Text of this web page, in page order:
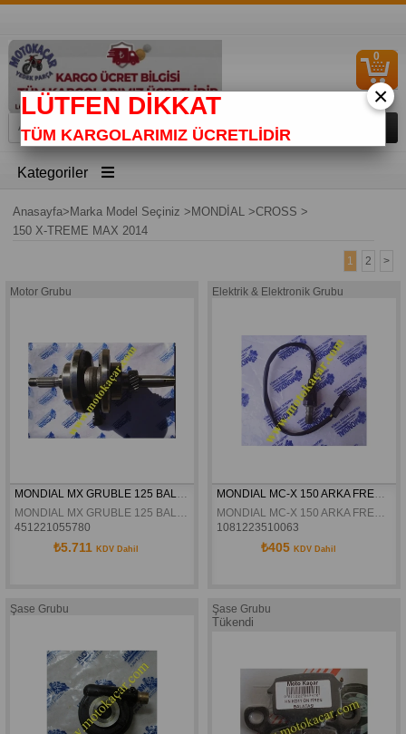
0
Kategoriler
Anasayfa> Marka Model Seçiniz > MONDİAL>CROSS >
150 X-TREME MAX 2014
1 2 >
Motor Grubu
451221055780
₺5.711KDV Dahil
Elektrik & Elektronik Grubu
1081223510063
₺405 KDV Dahil
Şase Grubu Şase Grubu
Tükendi
×
LÜTFEN DİKKAT
TÜM KARGOLARIMIZ ÜCRETLİDİR